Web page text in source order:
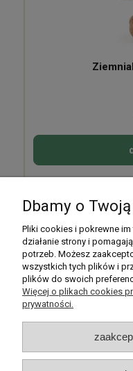
Dbamy o
Pliki cookies i pokrewne
działanie strony i
potrzeb. Możesz
wszystkich tych plików i
plików do swoich
Więcej o plikach cookies
prywatności.